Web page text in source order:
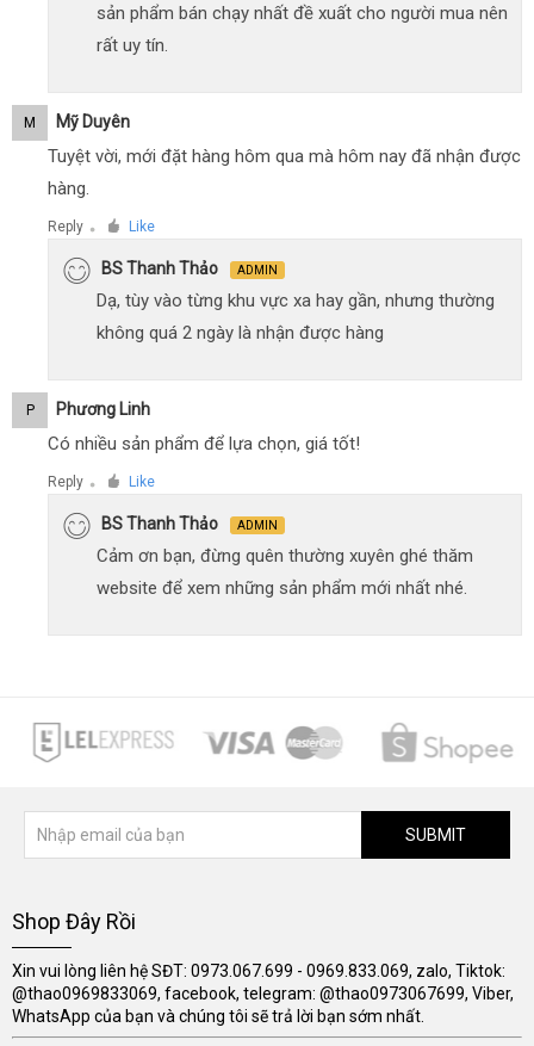
sản phẩm bán chạy nhất đề xuất cho người mua nên
rất uy tín.
M Mỹ Duyên
Tuyệt vời, mới đặt hàng hôm qua mà hôm nay đã nhận được
hàng.
Reply ● Like
BS Thanh Thảo ADMIN
Dạ, tùy vào từng khu vực xa hay gần, nhưng thường
không quá 2 ngày là nhận được hàng
P Phương Linh
Có nhiều sản phẩm để lựa chọn, giá tốt!
Reply ● Like
BS Thanh Thảo ADMIN
Cảm ơn bạn, đừng quên thường xuyên ghé thăm
website để xem những sản phẩm mới nhất nhé.
SUBMIT
Shop Đây Rồi
Xin vui lòng liên hệ SĐT: 0973.067.699 - 0969.833.069, zalo, Tiktok:
@thao0969833069, facebook, telegram: @thao0973067699, Viber,
WhatsApp của bạn và chúng tôi sẽ trả lời bạn sớm nhất.